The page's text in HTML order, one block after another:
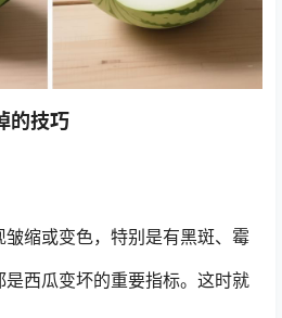
的技巧
缩或变色，特别是有黑斑、霉
西瓜变坏的重要指标。这时就